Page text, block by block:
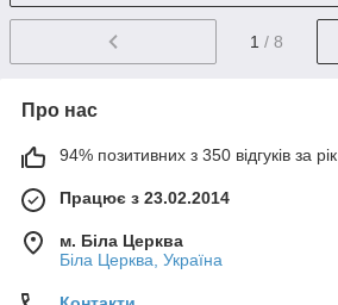
1 / 8
Про нас
94% позитивних з 350 відгуків за рік
Працює з 23.02.2014
м. Біла Церква
Біла Церква, Україна